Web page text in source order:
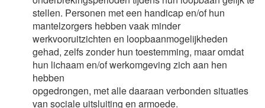
stellen. Personen met een handicap en/of hun
mantelzorgers hebben vaak minder
werkvooruitzichten en loopbaanmogelijkheden
gehad, zelfs zonder hun toestemming, maar omdat
hun lichaam en/of werkomgeving zich aan hen
hebben
opgedrongen, met alle daaraan verbonden situaties
van sociale uitsluiting en armoede.